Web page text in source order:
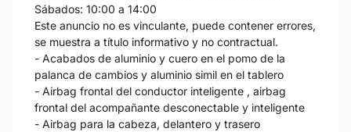
Sábados: 10:00 a 14:00
Este anuncio no es vinculante, puede contener errores,
se muestra a título informativo y no contractual.
- Acabados de aluminio y cuero en el pomo de la
palanca de cambios y aluminio simil en el tablero
- Airbag frontal del conductor inteligente , airbag
frontal del acompañante desconectable y inteligente
- Airbag para la cabeza, delantero y trasero